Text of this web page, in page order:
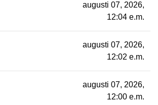
augusti 07, 2026,
12:04 e.m.
augusti 07, 2026,
12:02 e.m.
augusti 07, 2026,
12:00 e.m.